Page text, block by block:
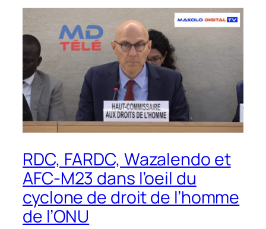
RDC, FARDC, Wazalendo et
AFC-M23 dans l’oeil du
cyclone de droit de l’homme
de l’ONU